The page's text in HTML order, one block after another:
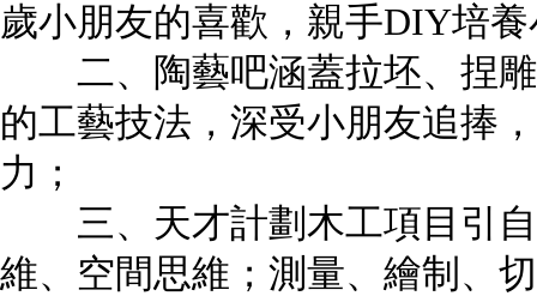
歲小朋友的喜歡，親手DIY培
二、陶藝吧涵蓋拉坯、捏雕
的工藝技法，深受小朋友追捧
力；
三、天才計劃木工項目引自
維、空間思維；測量、繪制、